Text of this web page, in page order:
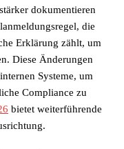
dokumentieren
die
Erklärung zählt, um
Diese Änderungen
Systeme, um
Compliance zu
bietet weiterführende